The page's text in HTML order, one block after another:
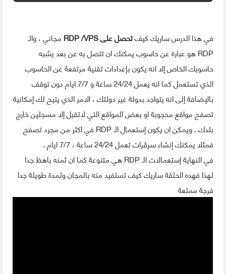
في هذا الدرس ساريك كيفتحصل على RDP /VPS
مجاني ، والـ
RDP هو عبارة عن حاسوب يمكنك ان تتصل به عن بعد يشبه
حاسوبك الخاص إلا انه يكون بإعدادات تقنية مرتفعة عن الحاسوب
الذي تستعمل كما انه يعمل 24/24 ساعة و 7/7 ايام دون توقف
بالإضافة إلى انه يتواجد بدولة غير دولتك ، الامر الذي يتيح لك إمكانية
تصفح مواقع محجوبة او بعض المواقع التي لاتقبل إلا مسجلين خارج
بلدك . ويمكن ان يكون إستعمال الـ RDP في اكثر من مجرد تصفح
فمثلا يمكنك إنشاء سرڤرات تعمل 24/24 ساعة ، 7/7 ايام .
في النهاية إستعمالات الـ RDP هي متنوعة كما ان ثمنه باهظ جدا
لهذا فهده الحلقة ساريك كيف تستفيد منه بالمجان ولمدة طويلة جدا
فرجة ممتعة